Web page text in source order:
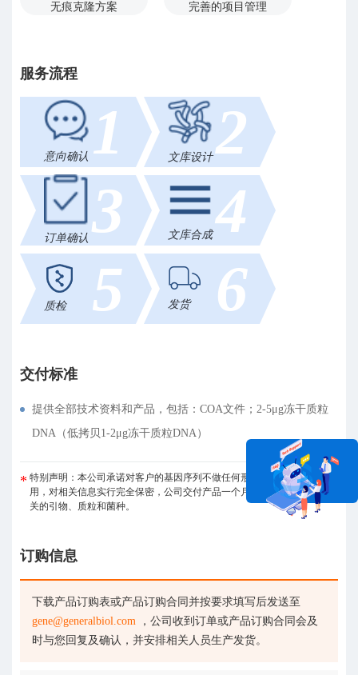
无痕克隆方案
完善的项目管理
服务流程
意向确认 1 文库设计 2
订单确认 3 文库合成 4
质检 5 发货 6
交付标准
提供全部技术资料和产品，包括：COA文件；2-5μg冻干质粒
DNA（低拷贝1-2μg冻干质粒DNA）
特别声明：本公司承诺对客户的基因序列不做任何形式的扩散、开放或利
用，对相关信息实行完全保密，公司交付产品一个月后，彻底销毁所有相
关的引物、质粒和菌种。
订购信息
下载产品订购表或产品订购合同并按要求填写后发送至
gene@generalbiol.com ，公司收到订单或产品订购合同会及
时与您回复及确认，并安排相关人员生产发货。